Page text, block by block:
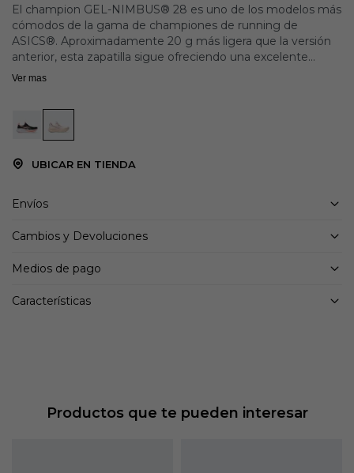
El champion GEL-NIMBUS® 28 es uno de los modelos más
cómodos de la gama de championes de running de
ASICS®. Aproximadamente 20 g más ligera que la versión
anterior, esta zapatilla sigue ofreciendo una excelente
amortiguación para que correr largas distancias resulte más
La entresuela incorpora una combinación de amortiguación
FF BLAST™ PLUS y tecnología PureGEL®. Estos
y suave que te hará sentir como si aterrizaras sobre las
punto técnico que envuelve suavemente los pies y los
mantiene cómodos.
Ver mas
UBICAR EN TIENDA
Envíos
Cambios y Devoluciones
Medios de pago
Características
Productos que te pueden interesar